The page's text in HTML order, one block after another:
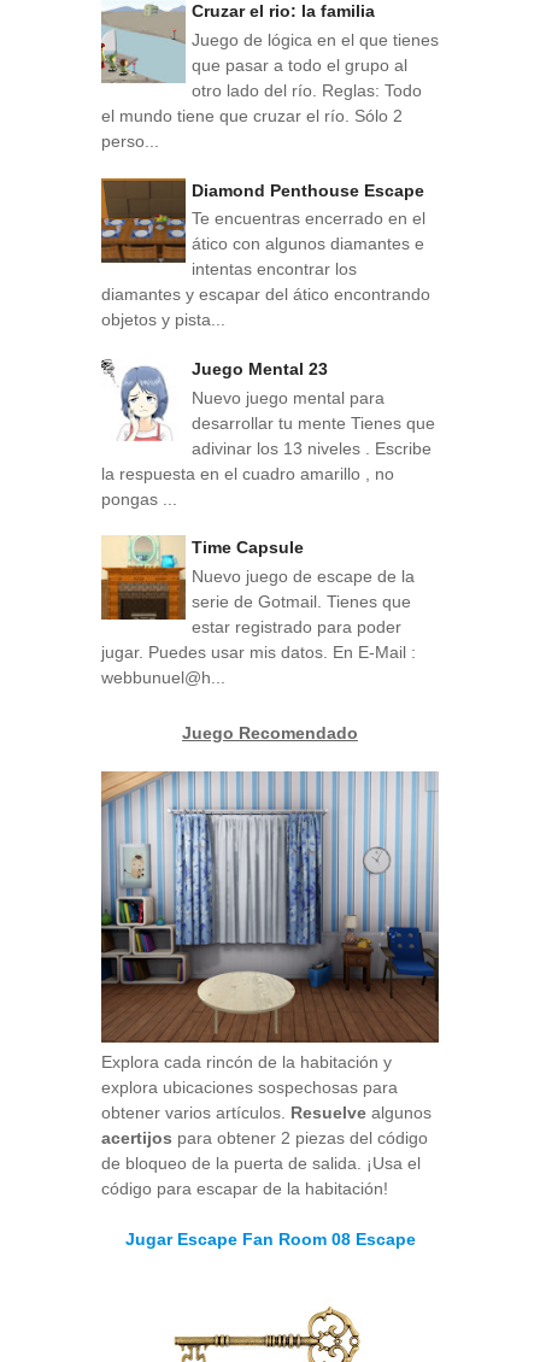
Cruzar el rio: la familia
Juego de lógica en el que tienes
que pasar a todo el grupo al
otro lado del río. Reglas: Todo
el mundo tiene que cruzar el río. Sólo 2
perso...
Diamond Penthouse Escape
Te encuentras encerrado en el
ático con algunos diamantes e
intentas encontrar los
diamantes y escapar del ático encontrando
objetos y pista...
Juego Mental 23
Nuevo juego mental para
desarrollar tu mente Tienes que
adivinar los 13 niveles . Escribe
la respuesta en el cuadro amarillo , no
pongas ...
Time Capsule
Nuevo juego de escape de la
serie de Gotmail. Tienes que
estar registrado para poder
jugar. Puedes usar mis datos. En E-Mail :
webbunuel@h...
Juego Recomendado
Explora cada rincón de la habitación y
explora ubicaciones sospechosas para
obtener varios artículos. Resuelve algunos
acertijos para obtener 2 piezas del código
de bloqueo de la puerta de salida. ¡Usa el
código para escapar de la habitación!
Jugar Escape Fan Room 08 Escape